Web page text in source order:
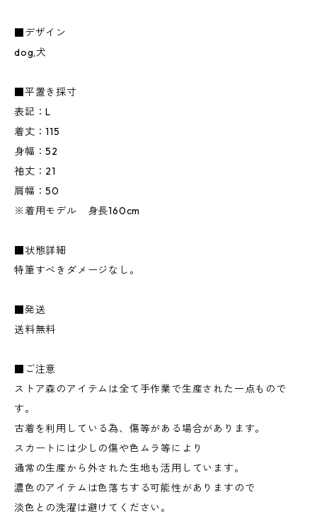
■デザイン
dog,犬
■平置き採寸
表記：L
着丈：115
身幅：52
袖丈：21
肩幅：50
※着用モデル 身長160cm
■状態詳細
特筆すべきダメージなし。
■発送
送料無料
■ご注意
ストア森のアイテムは全て手作業で生産された一点もので
す。
古着を利用している為、傷等がある場合があります。
スカートには少しの傷や色ムラ等により
通常の生産から外された生地も活用しています。
濃色のアイテムは色落ちする可能性がありますので
淡色との洗濯は避けてください。